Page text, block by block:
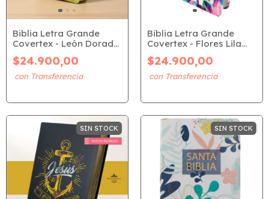
Biblia Letra Grande
Covertex - León Dorado
(RVR 1960)
$24.900,00
Biblia Letra Grande
Covertex - Flores Lila
(RVR 1960)
$24.900,00
SIN STOCK SIN STOCK